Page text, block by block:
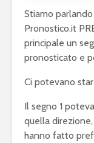
Stiamo parlando
Pronostico.it
principale un
pronosticato e
Ci potevano
Il segno 1
quella
hanno fatto